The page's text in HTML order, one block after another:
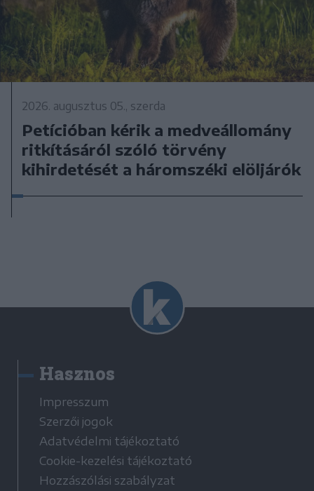
2026. augusztus 05., szerda
Petícióban kérik a medveállomány
ritkításáról szóló törvény
kihirdetését a háromszéki elöljárók
Hasznos
Impresszum
Szerzői jogok
Adatvédelmi tájékoztató
Cookie-kezelési tájékoztató
Hozzászólási szabályzat